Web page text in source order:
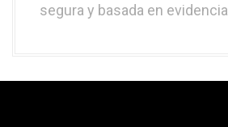
segura y basada en evidencia